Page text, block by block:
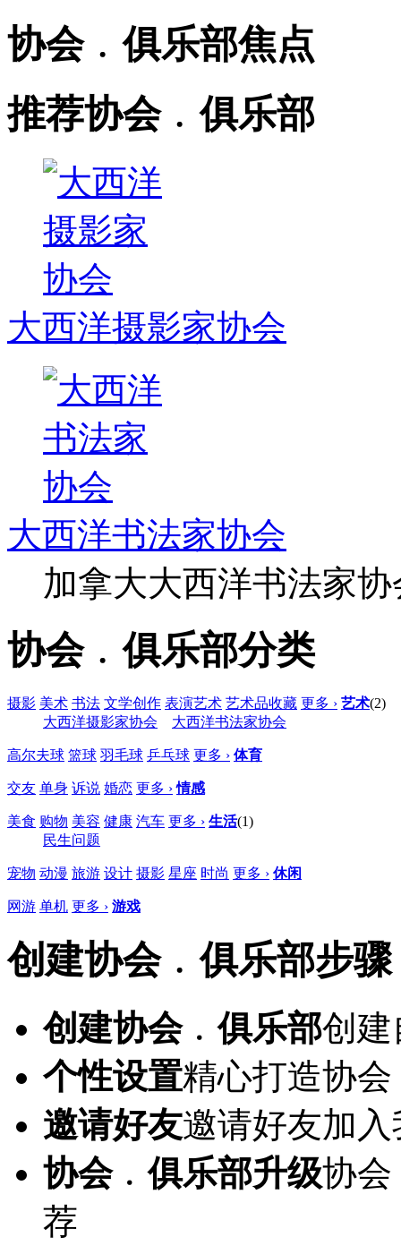
协会﹒俱乐部焦点
推荐协会﹒俱乐部
大西洋摄影家协会
大西洋书法家协会
加拿大大西洋书法家协
协会﹒俱乐部分类
摄影 美术 书法 文学创作 表演艺术 艺术品收藏 更多 › 艺术(2)
大西洋摄影家协会
大西洋书法家协会
高尔夫球 篮球 羽毛球 乒乓球 更多 › 体育
交友 单身 诉说 婚恋 更多 › 情感
美食 购物 美容 健康 汽车 更多 › 生活(1)
民生问题
宠物 动漫 旅游 设计 摄影 星座 时尚 更多 › 休闲
网游 单机 更多 › 游戏
创建协会﹒俱乐部步骤
创建协会﹒俱乐部创建
个性设置精心打造协
邀请好友邀请好友加
协会﹒俱乐部升级协会
荐